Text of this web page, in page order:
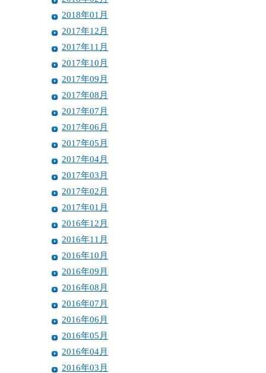
2018年01月
2017年12月
2017年11月
2017年10月
2017年09月
2017年08月
2017年07月
2017年06月
2017年05月
2017年04月
2017年03月
2017年02月
2017年01月
2016年12月
2016年11月
2016年10月
2016年09月
2016年08月
2016年07月
2016年06月
2016年05月
2016年04月
2016年03月